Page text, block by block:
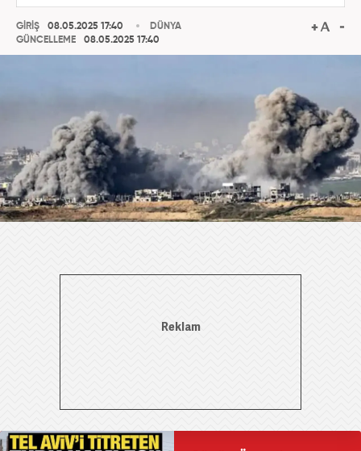
GİRİŞ
08.05.2025 17:40
GÜNCELLEME
08.05.2025 17:40
DÜNYA